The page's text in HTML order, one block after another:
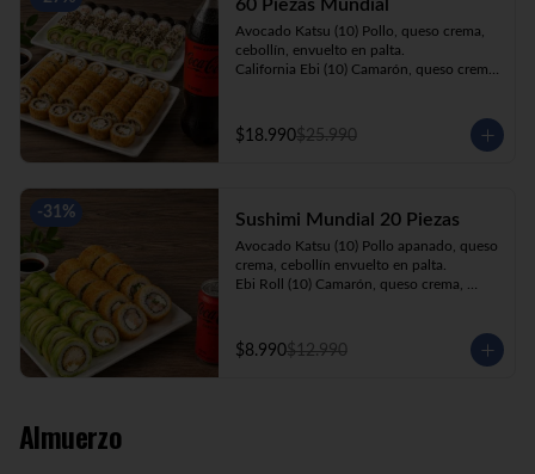
60 Piezas Mundial
Avocado Katsu (10) Pollo, queso crema,
cebollín, envuelto en palta.
California Ebi (10) Camarón, queso crema,
crema, cebollín, envuelto en sésamo.
Katsu Roll (10) Pollo apanado, queso
Kani Maki (10) Kanikama, palta, envuelto
en nori.
+ Bebida 1.5lt.
$18.990$25.990
-31% Sushimi Mundial 20 Piezas
Avocado Katsu (10) Pollo apanado, queso
crema, cebollín envuelto en palta.
Ebi Roll (10) Camarón, queso crema,
$8.990$12.990
Almuerzo